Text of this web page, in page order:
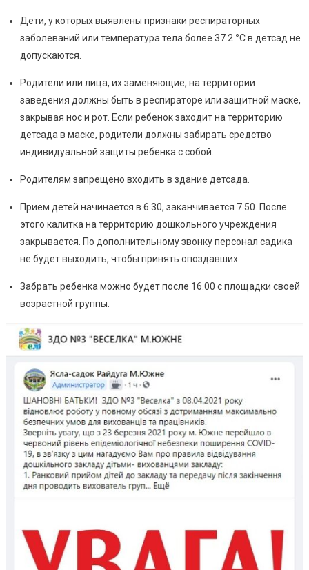
Дети, у которых выявлены признаки респираторных
заболеваний или температура тела более 37.2 °C в детсад не
допускаются.
Родители или лица, их заменяющие, на территории
заведения должны быть в респираторе или защитной маске,
закрывая нос и рот. Если ребенок заходит на территорию
детсада в маске, родители должны забирать средство
индивидуальной защиты ребенка с собой.
Родителям запрещено входить в здание детсада.
Прием детей начинается в 6.30, заканчивается 7.50. После
этого калитка на территорию дошкольного учреждения
закрывается. По дополнительному звонку персонал садика
не будет выходить, чтобы принять опоздавших.
Забрать ребенка можно будет после 16.00 с площадки своей
возрастной группы.